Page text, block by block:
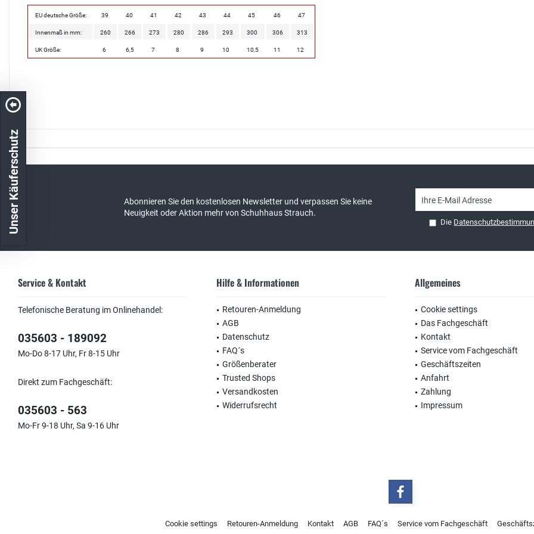
EU deutsche Größe: 39 40 41 42 43 44 45 46 47
Innenmaß in mm: 260 266 273 280 286 293 300 306 313
UK Größe: 6 6,5 7 8 9 10 10,5 11 12
Abonnieren Sie den kostenlosen Newsletter und verpassen Sie keine
Neuigkeit oder Aktion mehr von Schuhhaus Strauch.
Die
Service & Kontakt
Telefonische Beratung im Onlinehandel:
035603 - 189092
Mo-Do 8-17 Uhr, Fr 8-15 Uhr
Direkt zum Fachgeschäft:
035603 - 563
Mo-Fr 9-18 Uhr, Sa 9-16 Uhr
Hilfe & Informationen
Retouren-Anmeldung
AGB
Datenschutz
FAQ´s
Größenberater
Trusted Shops
Versandkosten
Widerrufsrecht
Allgemeines
Cookie settings
Das Fachgeschäft
Kontakt
Service vom Fachgeschäft
Geschäftszeiten
Anfahrt
Zahlung
Impressum
Cookie settings Retouren-Anmeldung Kontakt AGB FAQ´s Service vom Fachgeschäft
Unser Käuferschutz